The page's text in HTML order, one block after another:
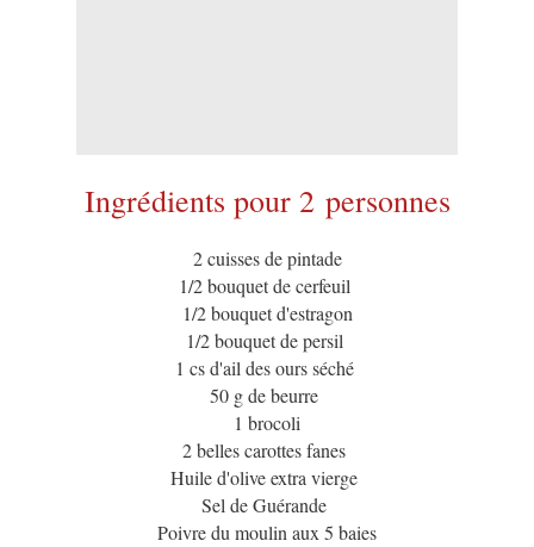
Ingrédients pour 2 personnes
2 cuisses de pintade
1/2 bouquet de cerfeuil
1/2 bouquet d'estragon
1/2 bouquet de persil
1 cs d'ail des ours séché
50 g de beurre
1 brocoli
2 belles carottes fanes
Huile d'olive extra vierge
Sel de Guérande
Poivre du moulin aux 5 baies